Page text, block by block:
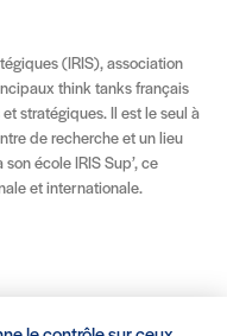
(IRIS), association
think tanks français
stratégiques. Il est le seul à
de recherche et un lieu
école IRIS Sup’, ce
et internationale.